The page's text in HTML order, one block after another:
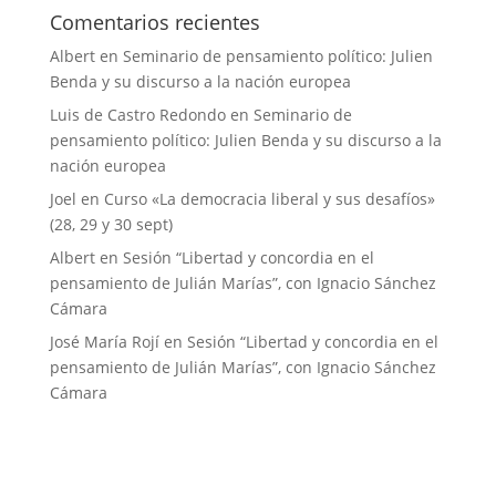
Comentarios recientes
Alberten Seminario de pensamiento político: Julien
Benda y su discurso a la nación europea
Luis de Castro Redondoen Seminario de
pensamiento político: Julien Benda y su discurso a la
nación europea
Joel en Curso «La democracia liberal y sus desafíos»
(28, 29 y 30 sept)
Alberten Sesión “Libertad y concordia en el
pensamiento de Julián Marías”, con Ignacio Sánchez
Cámara
José María Rojíen Sesión “Libertad y concordia en el
pensamiento de Julián Marías”, con Ignacio Sánchez
Cámara